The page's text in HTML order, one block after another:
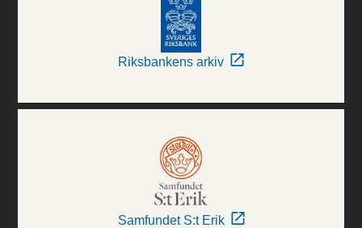
Riksbankens arkiv
Samfundet S:t Erik